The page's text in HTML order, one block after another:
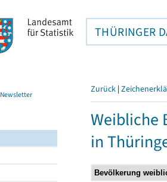
THÜRINGER
Newsletter Zurück |
Weibliche
in